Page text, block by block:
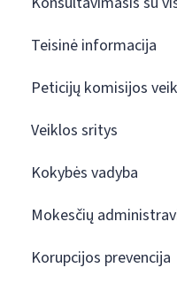
Teisinė informacija
Peticijų komisijos
Veiklos sritys
Kokybės vadyba
Mokesčių
Korupcijos prevencija